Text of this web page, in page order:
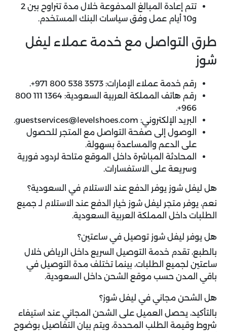
تتم إعادة المبالغ المدفوعة خلال مدة تتراوح بين 2
و10 أيام عمل وفق سياسات البنك المستخدم.
طرق التواصل مع خدمة عملاء ليفل
شوز
رقم خدمة عملاء الإمارات: 3573 538 800 971+.
رقم هاتف المملكة العربية السعودية: 1364 111 800
966+.
البريد الإلكتروني: guestservices@levelshoes.com.
الوصول إلى صفحة التواصل مع المتجر للحصول
على الدعم والمساعدة بسهولة.
المحادثة المباشرة داخل الموقع متاحة لردود فورية
وسريعة على الاستفسارات.
هل ليفل شوز يوفر الدفع عند الاستلام في السعودية؟
نعم، يوفر متجر ليفل شوز خيار الدفع عند الاستلام لـ جميع
الطلبات داخل المملكة العربية السعودية.
هل يوفر ليفل شوز توصيل في ساعتين؟
بالطبع، تقدم خدمة التوصيل السريع داخل الرياض خلال
ساعتين لجميع الطلبات، بينما تختلف مدة التوصيل في
باقي المدن حسب موقع الشحن داخل السعودية.
هل الشحن مجاني في ليفل شوز؟
بالتأكيد، يحصل العميل على الشحن المجاني عند استيفاء
شروط وقيمة الطلب المحددة، ويتم بيان التفاصيل بوضوح